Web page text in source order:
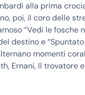
alla prima
poi, il coro delle
“Vedi le fosche
destino e
momenti
Ernani, Il trovatore